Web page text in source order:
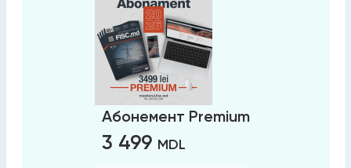
Абонемент Premium
3 499 MDL